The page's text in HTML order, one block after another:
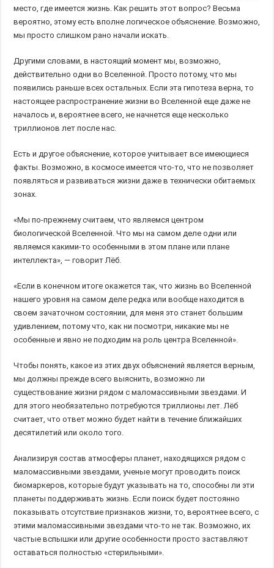
место, где имеется жизнь. Как решить этот вопрос? Весьма
вероятно, этому есть вполне логическое объяснение. Возможно,
мы просто слишком рано начали искать.
Другими словами, в настоящий момент мы, возможно,
действительно одни во Вселенной. Просто потому, что мы
появились раньше всех остальных. Если эта гипотеза верна, то
настоящее распространение жизни во Вселенной еще даже не
началось и, вероятнее всего, не начнется еще несколько
триллионов лет после нас.
Есть и другое объяснение, которое учитывает все имеющиеся
факты. Возможно, в космосе имеется что-то, что не позволяет
появляться и развиваться жизни даже в технически обитаемых
зонах.
«Мы по-прежнему считаем, что являемся центром
биологической Вселенной. Что мы на самом деле одни или
являемся какими-то особенными в этом плане или плане
интеллекта», — говорит Лёб.
«Если в конечном итоге окажется так, что жизнь во Вселенной
нашего уровня на самом деле редка или вообще находится в
своем зачаточном состоянии, для меня это станет большим
удивлением, потому что, как ни посмотри, никакие мы не
особенные и явно не подходим на роль центра Вселенной».
Чтобы понять, какое из этих двух объяснений является верным,
мы должны прежде всего выяснить, возможно ли
существование жизни рядом с маломассивными звездами. И
для этого необязательно потребуются триллионы лет. Лёб
считает, что ответ можно будет найти в течение ближайших
десятилетий или около того.
Анализируя состав атмосферы планет, находящихся рядом с
маломассивными звездами, ученые могут проводить поиск
биомаркеров, которые будут указывать на то, способны ли эти
планеты поддерживать жизнь. Если поиск будет постоянно
показывать отсутствие признаков жизни, то, вероятнее всего, с
этими маломассивными звездами что-то не так. Возможно, их
частые вспышки или другие особенности просто заставляют
оставаться полностью «стерильными».